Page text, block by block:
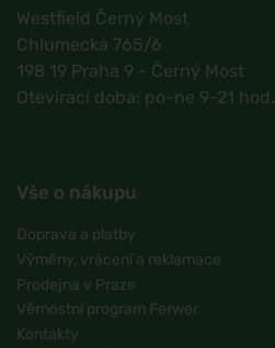
Westfield Černý Most
Chlumecká 765/6
198 19 Praha 9 - Černý Most
Otevírací doba: po-ne 9-21 hod.
Vše o nákupu
Doprava a platby
Výměny, vrácení a reklamace
Prodejna v Praze
Věrnostní program Ferwer
Kontakty